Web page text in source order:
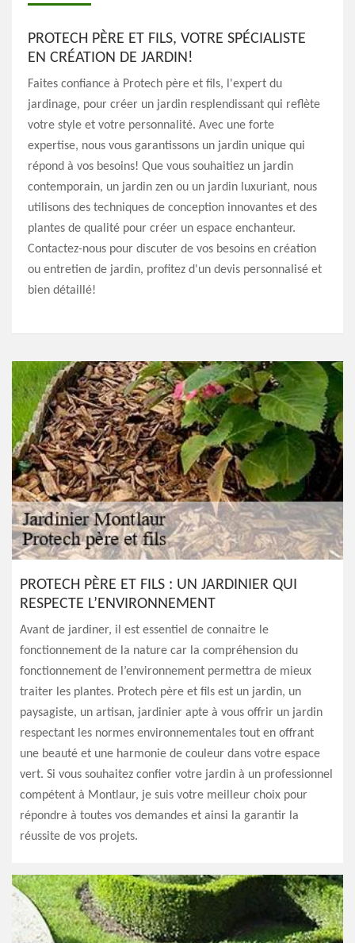
PROTECH PÈRE ET FILS, VOTRE SPÉCIALISTE
EN CRÉATION DE JARDIN!
Faites confiance à Protech père et fils, l'expert du
jardinage, pour créer un jardin resplendissant qui reflète
votre style et votre personnalité. Avec une forte
expertise, nous vous garantissons un jardin unique qui
répond à vos besoins! Que vous souhaitiez un jardin
contemporain, un jardin zen ou un jardin luxuriant, nous
utilisons des techniques de conception innovantes et des
plantes de qualité pour créer un espace enchanteur.
Contactez-nous pour discuter de vos besoins en création
ou entretien de jardin, profitez d'un devis personnalisé et
bien détaillé!
PROTECH PÈRE ET FILS : UN JARDINIER QUI
RESPECTE L’ENVIRONNEMENT
Avant de jardiner, il est essentiel de connaitre le
fonctionnement de la nature car la compréhension du
fonctionnement de l’environnement permettra de mieux
traiter les plantes. Protech père et fils est un jardin, un
paysagiste, un artisan, jardinier apte à vous offrir un jardin
respectant les normes environnementales tout en offrant
une beauté et une harmonie de couleur dans votre espace
vert. Si vous souhaitez confier votre jardin à un professionnel
compétent à Montlaur, je suis votre meilleur choix pour
répondre à toutes vos demandes et ainsi la garantir la
réussite de vos projets.